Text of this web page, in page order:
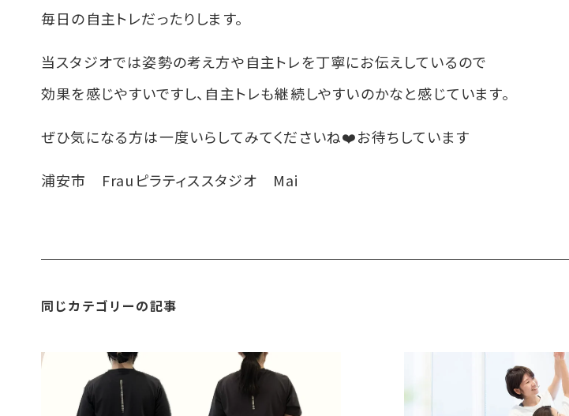
毎日の自主トレだったりします。
当スタジオでは姿勢の考え方や自主トレを丁寧にお伝えしているので
効果を感じやすいですし、自主トレも継続しやすいのかなと感じています。
ぜひ気になる方は一度いらしてみてくださいね❤️お待ちしています
浦安市 Frauピラティススタジオ Mai
同じカテゴリーの記事